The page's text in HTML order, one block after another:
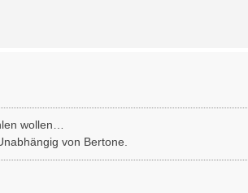
wollen…
von Bertone.